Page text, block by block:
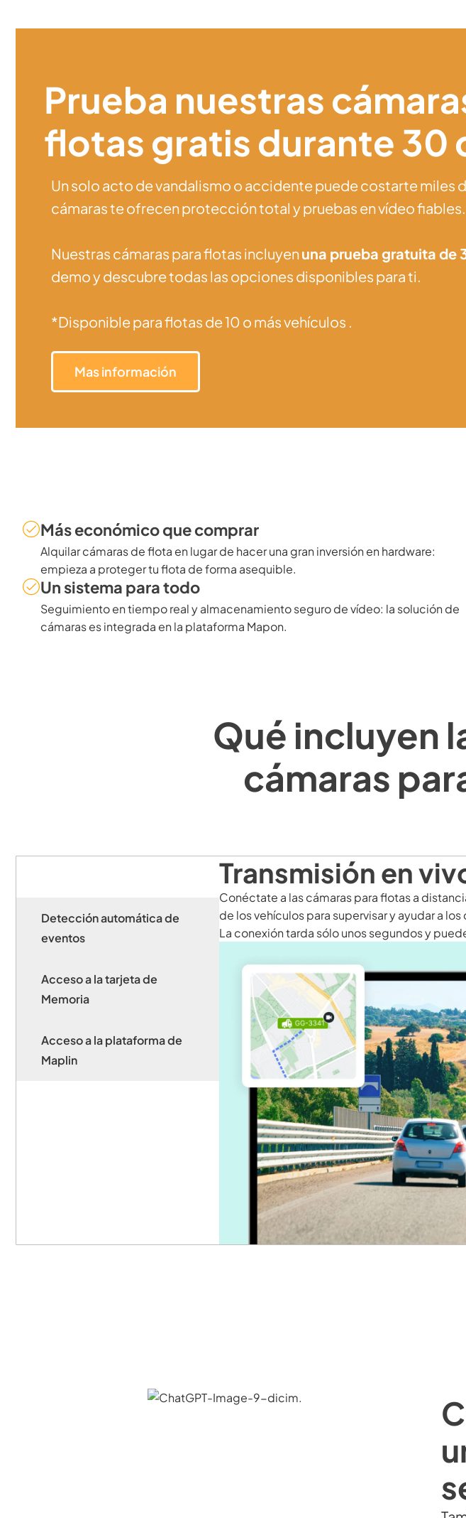
Prueba nuestras
flotas gratis durante 30
Un solo acto de vandalismo o accidente puede costarte miles
cámaras te ofrecen protección total y pruebas en vídeo fiables.
Nuestras cámaras para flotas incluyenuna prueba gratuita de
demo y descubre todas las opciones disponibles para ti.
*Disponible para flotas de 10 o más vehículos .
Mas información
Más económico que comprar
Alquilar cámaras de flota en lugar de hacer una gran inversión en hardware:
empieza a proteger tu flota de forma asequible.
Un sistema para todo
Seguimiento en tiempo real y almacenamiento seguro de vídeo: la solución de
cámaras es integrada en la plataforma Mapon.
Qué incluyen
cámaras
Detección automática de
eventos
Acceso a la tarjeta de
Memoria
Acceso a la plataforma de
Maplin
Transmisión en
Conéctate a las cámaras para flotas a
de los vehículos para supervisar y ayudar a
La conexión tarda sólo unos segundos y